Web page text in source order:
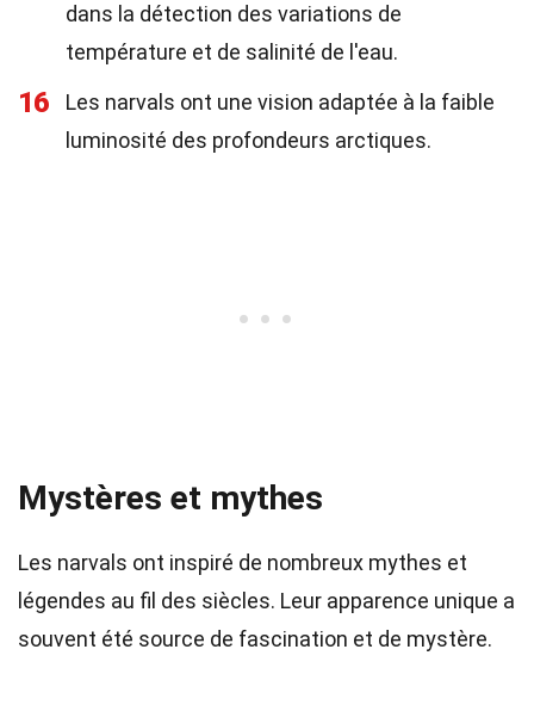
dans la détection des variations de
température et de salinité de l'eau.
16
Les narvals ont une vision adaptée à la faible
luminosité des profondeurs arctiques.
Mystères et mythes
Les narvals ont inspiré de nombreux mythes et
légendes au fil des siècles. Leur apparence unique a
souvent été source de fascination et de mystère.